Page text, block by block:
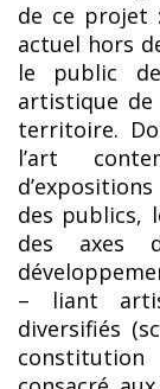
de ce projet
actuel hors
le public
artistique de
territoire.
l’art
des publics,
des axes
– liant
diversifiés
constitution